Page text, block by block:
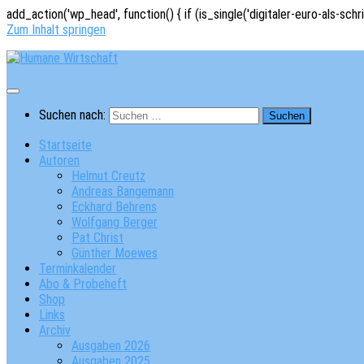
add_action('wp_head', function() { if (is_single('digitaler-euro-als-
Zum Inhalt springen
Suchen nach:
Startseite
Autoren
Helmut Creutz
Andreas Bangemann
Eckhard Behrens
Wolfgang Berger
Pat Christ
Günther Moewes
Terminkalender
Abo & Probeheft
Shop
Links
Archiv
Ausgaben 2026